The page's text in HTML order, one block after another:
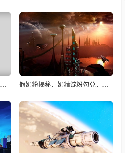
玛莎拉蒂，昔日贵族梦想，今日价格亲民触手可及 假奶粉揭秘，奶精淀粉勾兑，流向何处？